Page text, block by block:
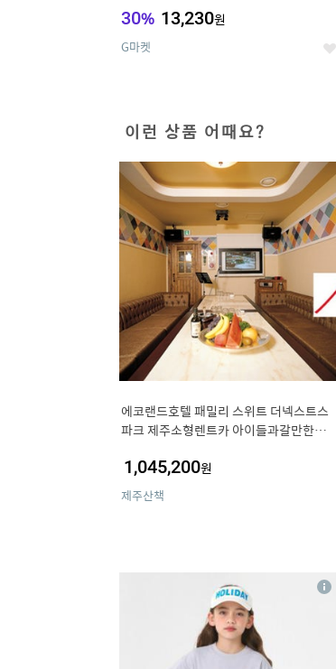
30% 13,230원
G마켓 좋
이런 상품 어때요?
에코랜드호텔 패밀리 스위트 더넥스트스
파크 제주소형렌트카 아이들과갈만한곳
1,045,200원
제주산책
상